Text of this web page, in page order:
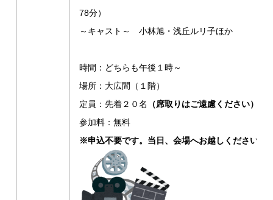
78分）
～キャスト～ 小林旭・浅丘ルリ子ほか
時間：どちらも午後１時～
場所：大広間（１階）
定員：先着２０名
（席取りはご遠慮ください）
参加料：無料
※申込不要です。当日、会場へお越しください。